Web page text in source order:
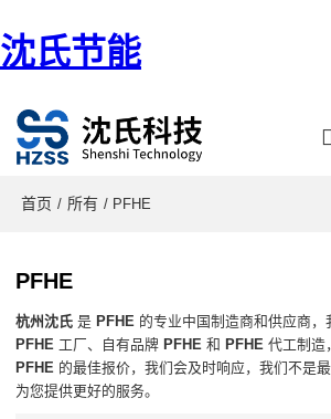
沈氏节能
首页 / 所有 / PFHE
PFHE
杭州沈氏 是 PFHE 的专业中国制造商和供应商，
PFHE 工厂、自有品牌 PFHE 和 PFHE 代工制造
PFHE 的最佳报价，我们会及时响应，我们不是
为您提供更好的服务。